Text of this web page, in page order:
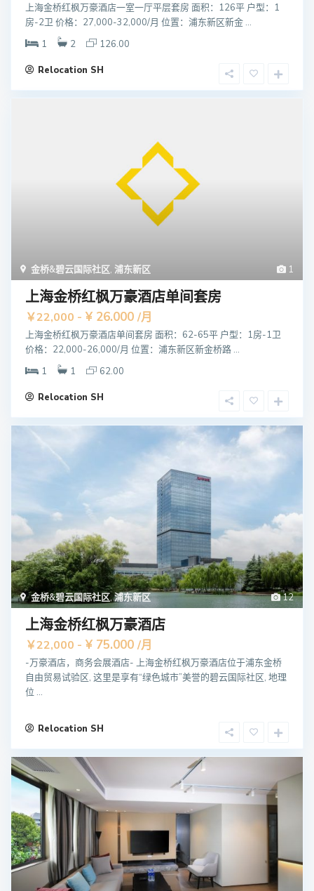
上海金桥红枫万豪酒店一室一厅平层套房 面积：126平 户型：1
房-2卫 价格：27,000-32,000/月 位置：浦东新区新金 ...
1
2 126.00
Relocation SH
1
金桥&碧云国际社区, 浦东新区
上海金桥红枫万豪酒店单间套房
￥22,000 - ¥ 26.000 /月
上海金桥红枫万豪酒店单间套房 面积：62-65平 户型：1房-1卫
价格：22,000-26,000/月 位置：浦东新区新金桥路 ...
1
1 62.00
Relocation SH
12
金桥&碧云国际社区,浦东新区
上海金桥红枫万豪酒店
￥22,000 - ¥ 75.000 /月
-万豪酒店，商务会展酒店- 上海金桥红枫万豪酒店位于浦东金桥
自由贸易试验区, 这里是享有“绿色城市”美誉的碧云国际社区, 地理
位 ...
Relocation SH